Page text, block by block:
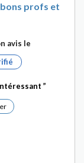
profs et
avis le